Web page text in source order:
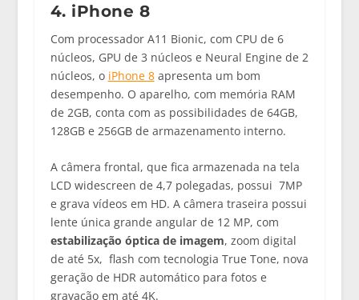
4. iPhone 8
Com processador A11 Bionic, com CPU de 6
núcleos, GPU de 3 núcleos e Neural Engine de 2
núcleos, o iPhone 8apresenta um bom
desempenho. O aparelho, com memória RAM
de 2GB, conta com as possibilidades de 64GB,
128GB e 256GB de armazenamento interno.
A câmera frontal, que fica armazenada na tela
LCD widescreen de 4,7 polegadas, possui 7MP
e grava vídeos em HD. A câmera traseira possui
lente única grande angular de 12 MP, com
estabilização óptica de imagem, zoom digital
de até 5x, flash com tecnologia True Tone, nova
geração de HDR automático para fotos e
gravação em até 4K.